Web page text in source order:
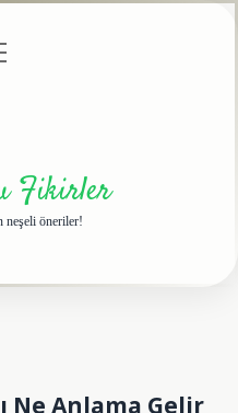
Fikirler
neşeli öneriler!
Ne Anlama Gelir